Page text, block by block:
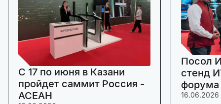
C 17 по июня в Казани
пройдет саммит Россия -
АСЕАН
Посол
стенд
16.06.2026